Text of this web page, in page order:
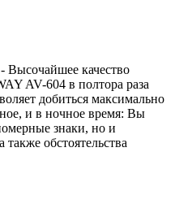
Высочайшее качество
AV-604 в полтора раза
добиться максимально
и в ночное время: Вы
знаки, но и
обстоятельства